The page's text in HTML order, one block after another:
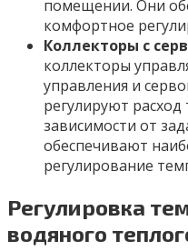
помещении. Они
комфортное
Коллекторы с
коллекторы
управления и
регулируют расход
зависимости от
обеспечивают
регулирование
Регулировка
водяного